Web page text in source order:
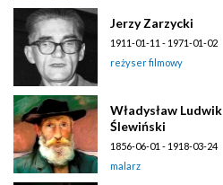
Jerzy Zarzycki
1911-01-11 - 1971-01-02
reżyser filmowy
Władysław Ludwik
Ślewiński
1856-06-01 - 1918-03-24
malarz